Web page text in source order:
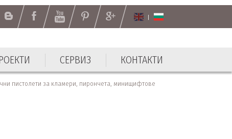
СЕРВИЗ КОНТАКТИ
пистолети за кламери, пирончета, минищифтове